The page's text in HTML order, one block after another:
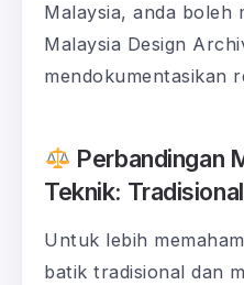
Malaysia, anda boleh
Malaysia Design
mendokumentasikan
Perbandingan
Teknik:
Untuk lebih
batik tradisional dan